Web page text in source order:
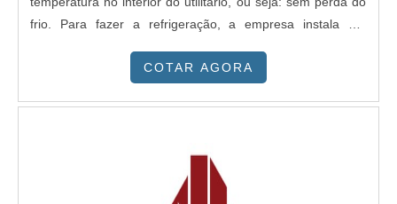
frio. Para fazer a refrigeração, a empresa instala um
diversos tipos de isolantes térmicos, que são materiais que
COTAR AGORA